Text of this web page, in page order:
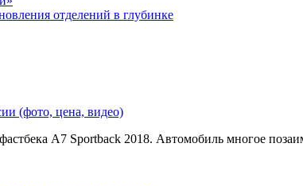
отделений в глубинке
(фото, цена, видео)
A7 Sportback 2018. Автомобиль многое